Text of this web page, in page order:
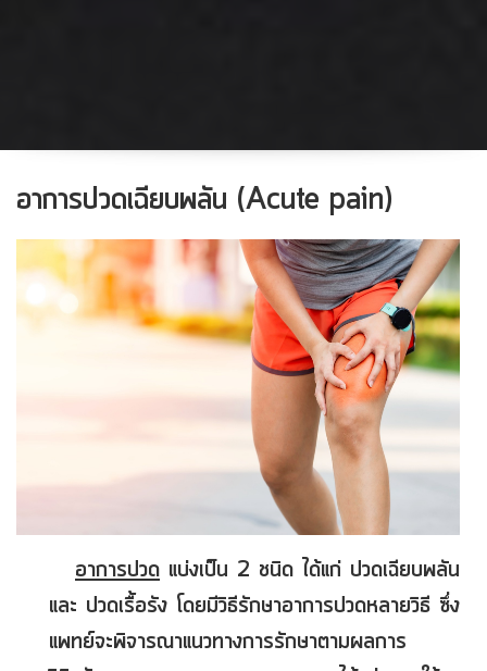
อาการปวดเฉียบพลัน (Acute pain)
อาการปวด แบ่งเป็น 2 ชนิด ได้แก่ ปวดเฉียบพลัน
และ ปวดเรื้อรัง โดยมีวิธีรักษาอาการปวดหลายวิธี ซึ่ง
แพทย์จะพิจารณาแนวทางการรักษาตามผลการ